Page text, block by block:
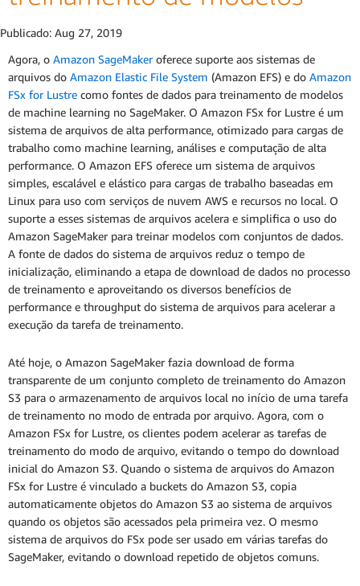
Publicado: Aug 27, 2019
Agora, o Amazon SageMakeroferece suporte aos sistemas de
arquivos do Amazon Elastic File System (Amazon EFS) e do Amazon
FSx for Lustre como fontes de dados para treinamento de modelos
de machine learning no SageMaker. O Amazon FSx for Lustre é um
sistema de arquivos de alta performance, otimizado para cargas de
trabalho como machine learning, análises e computação de alta
performance. O Amazon EFS oferece um sistema de arquivos
simples, escalável e elástico para cargas de trabalho baseadas em
Linux para uso com serviços de nuvem AWS e recursos no local. O
suporte a esses sistemas de arquivos acelera e simplifica o uso do
Amazon SageMaker para treinar modelos com conjuntos de dados.
A fonte de dados do sistema de arquivos reduz o tempo de
inicialização, eliminando a etapa de download de dados no processo
de treinamento e aproveitando os diversos benefícios de
performance e throughput do sistema de arquivos para acelerar a
execução da tarefa de treinamento.
Até hoje, o Amazon SageMaker fazia download de forma
transparente de um conjunto completo de treinamento do Amazon
S3 para o armazenamento de arquivos local no início de uma tarefa
de treinamento no modo de entrada por arquivo. Agora, com o
Amazon FSx for Lustre, os clientes podem acelerar as tarefas de
treinamento do modo de arquivo, evitando o tempo do download
inicial do Amazon S3. Quando o sistema de arquivos do Amazon
FSx for Lustre é vinculado a buckets do Amazon S3, copia
automaticamente objetos do Amazon S3 ao sistema de arquivos
quando os objetos são acessados pela primeira vez. O mesmo
sistema de arquivos do FSx pode ser usado em várias tarefas do
SageMaker, evitando o download repetido de objetos comuns.